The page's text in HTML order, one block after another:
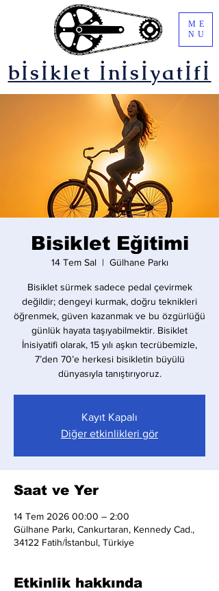
bİsİklet İnİsİyatİfİ
ME
NU
Bisiklet Eğitimi
14 Tem Sal
  |
Gülhane Parkı
Bisiklet sürmek sadece pedal çevirmek
değildir; dengeyi kurmak, doğru teknikleri
öğrenmek, güven kazanmak ve bu özgürlüğü
günlük hayata taşıyabilmektir. Bisiklet
İnisiyatifi olarak, 15 yılı aşkın tecrübemizle,
7’den 70’e herkesi bisikletin büyülü
dünyasıyla tanıştırıyoruz.
Kayıt Kapalı
Diğer etkinlikleri gör
Saat ve Yer
14 Tem 2026 00:00 – 2:00
Gülhane Parkı, Cankurtaran, Kennedy Cad.,
34122 Fatih/İstanbul, Türkiye
Etkinlik hakkında